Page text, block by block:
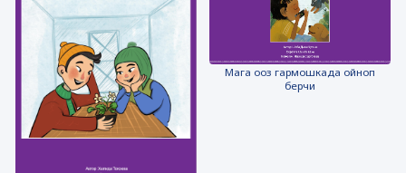
Мага ооз гармошкада ойноп
берчи